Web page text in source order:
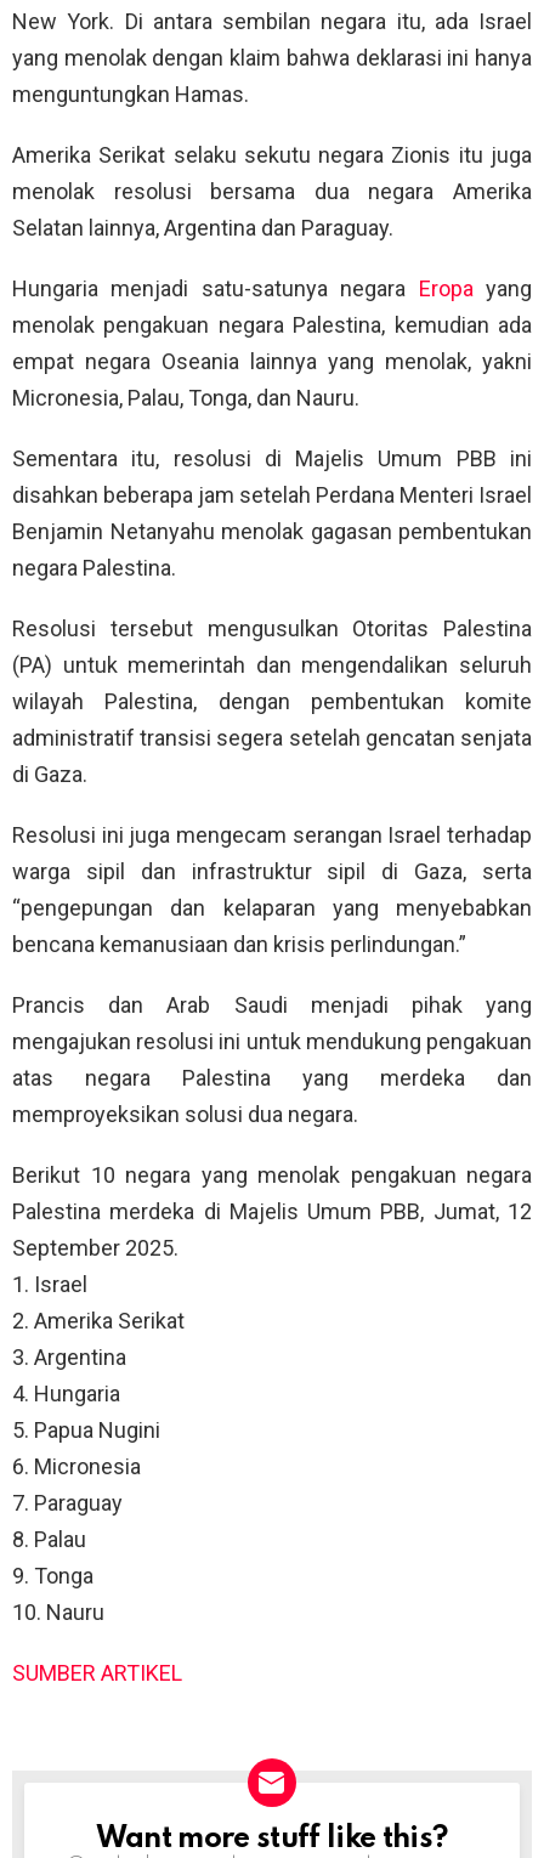
New York. Di antara sembilan negara itu, ada Israel
yang menolak dengan klaim bahwa deklarasi ini hanya
menguntungkan Hamas.
Amerika Serikat selaku sekutu negara Zionis itu juga
menolak resolusi bersama dua negara Amerika
Selatan lainnya, Argentina dan Paraguay.
Hungaria menjadi satu-satunya negara Eropayang
menolak pengakuan negara Palestina, kemudian ada
empat negara Oseania lainnya yang menolak, yakni
Micronesia, Palau, Tonga, dan Nauru.
Sementara itu, resolusi di Majelis Umum PBB ini
disahkan beberapa jam setelah Perdana Menteri Israel
Benjamin Netanyahu menolak gagasan pembentukan
negara Palestina.
Resolusi tersebut mengusulkan Otoritas Palestina
(PA) untuk memerintah dan mengendalikan seluruh
wilayah Palestina, dengan pembentukan komite
administratif transisi segera setelah gencatan senjata
di Gaza.
Resolusi ini juga mengecam serangan Israel terhadap
warga sipil dan infrastruktur sipil di Gaza, serta
“pengepungan dan kelaparan yang menyebabkan
bencana kemanusiaan dan krisis perlindungan.”
Prancis dan Arab Saudi menjadi pihak yang
mengajukan resolusi ini untuk mendukung pengakuan
atas negara Palestina yang merdeka dan
memproyeksikan solusi dua negara.
Berikut 10 negara yang menolak pengakuan negara
Palestina merdeka di Majelis Umum PBB, Jumat, 12
September 2025.
1. Israel
2. Amerika Serikat
3. Argentina
4. Hungaria
5. Papua Nugini
6. Micronesia
7. Paraguay
8. Palau
9. Tonga
10. Nauru
SUMBER ARTIKEL
NEWSLETTER
Want more stuff like this?